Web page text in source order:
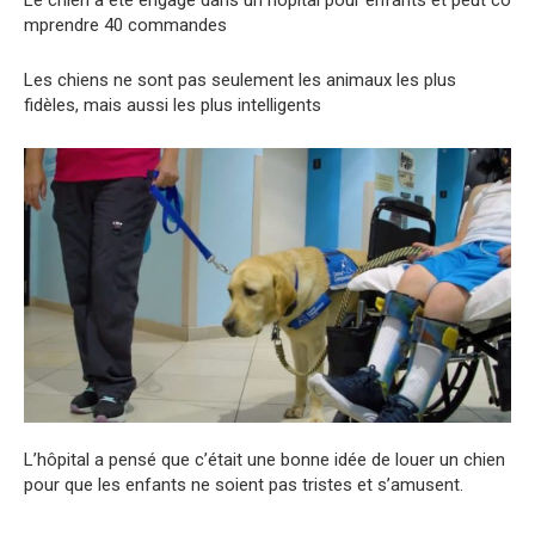
mprendre 40 commandes
Les chiens ne sont pas seulement les animaux les plus
fidèles, mais aussi les plus intelligents
L’hôpital a pensé que c’était une bonne idée de louer un chien
pour que les enfants ne soient pas tristes et s’amusent.